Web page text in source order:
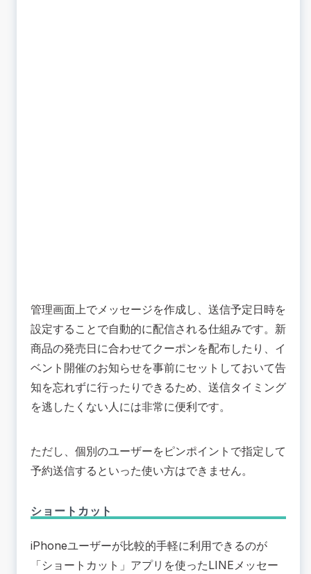
管理画面上でメッセージを作成し、送信予定日時を
設定することで自動的に配信される仕組みです。新
商品の発売日に合わせてクーポンを配布したり、イ
ベント開催のお知らせを事前にセットしておいて告
知を忘れずに行ったりできるため、送信タイミング
を逃したくない人には非常に便利です。
ただし、個別のユーザーをピンポイントで指定して
予約送信するといった使い方はできません。
ショートカット
iPhoneユーザーが比較的手軽に利用できるのが
「ショートカット」アプリを使ったLINEメッセー